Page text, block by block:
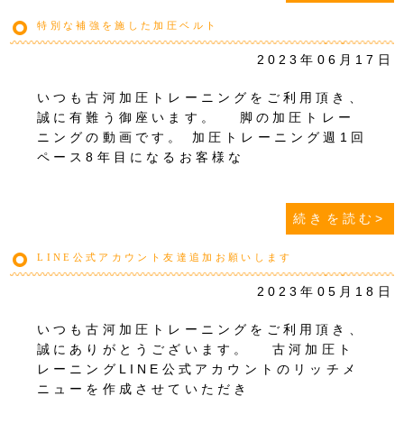
特別な補強を施した加圧ベルト
2023年06月17日
いつも古河加圧トレーニングをご利用頂き、
誠に有難う御座います。 脚の加圧トレー
ニングの動画です。 加圧トレーニング週1回
ペース8年目になるお客様な
続きを読む>
LINE公式アカウント友達追加お願いします
2023年05月18日
いつも古河加圧トレーニングをご利用頂き、
誠にありがとうございます。 古河加圧ト
レーニングLINE公式アカウントのリッチメ
ニューを作成させていただき